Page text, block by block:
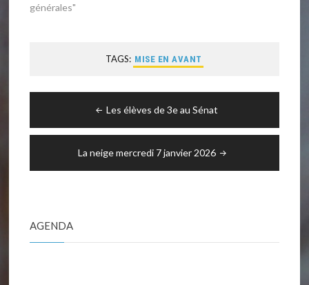
générales"
TAGS: MISE EN AVANT
l’article
Les élèves de 3e au Sénat
La neige mercredi 7 janvier 2026
AGENDA